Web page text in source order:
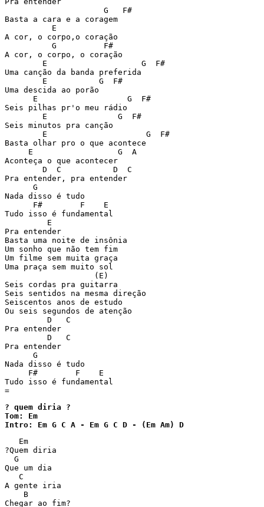
                     G   F#
Basta a cara e a coragem
          E
A cor, o corpo,o coração
          G          F#
A cor, o corpo, o coração
        E                    G  F#
Uma canção da banda preferida
        E           G  F#
Uma descida ao porão
      E                   G  F#
Seis pilhas pr'o meu rádio
        E               G  F#
Seis minutos pra canção
        E                     G  F#
Basta olhar pro o que acontece
     E                  G  A
Aconteça o que acontecer
        D  C           D  C
Pra entender, pra entender
      G
Nada disso é tudo
      F#        F    E
Tudo isso é fundamental
         E
Pra entender
Basta uma noite de insônia
Um sonho que não tem fim
Um filme sem muita graça
Uma praça sem muito sol
                   (E)
Seis cordas pra guitarra
Seis sentidos na mesma direção
Seiscentos anos de estudo
Ou seis segundos de atenção
         D   C
Pra entender
         D   C
Pra entender
      G
Nada disso é tudo
     F#        F    E
Tudo isso é fundamental
=
? quem diria ?
Tom: Em
Intro: Em G C A - Em G C D - (Em Am) D
   Em
?Quem diria
  G
Que um dia
   C
A gente iria
    B
Chegar ao fim?